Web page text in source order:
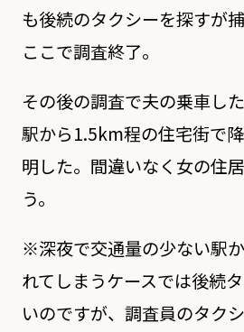
も後続のタクシーを探すが
ここで調査終了。
その後の調査で夫の乗車し
駅から1.5km程の住宅街で
明した。間違いなく女の住
う。
※深夜で交通量の少ない駅
れてしまうケースでは後続
いのですが、調査員のタク